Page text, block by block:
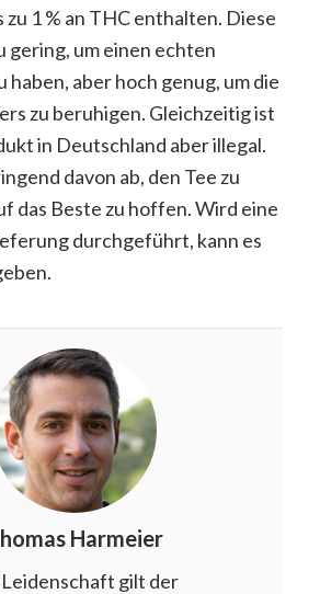
1 % an THC enthalten. Diese
gering, um einen echten
haben, aber hoch genug, um die
zu beruhigen. Gleichzeitig ist
in Deutschland aber illegal.
davon ab, den Tee zu
das Beste zu hoffen. Wird eine
durchgeführt, kann es
Harmeier
gilt der